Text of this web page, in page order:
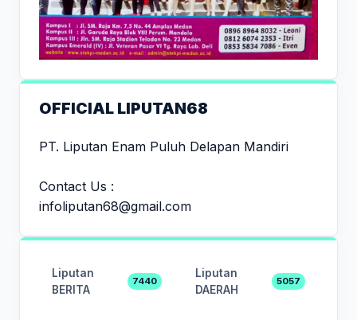
OFFICIAL LIPUTAN68
PT. Liputan Enam Puluh Delapan Mandiri
Contact Us :
infoliputan68@gmail.com
Liputan
BERITA
7440
Liputan
DAERAH
5057